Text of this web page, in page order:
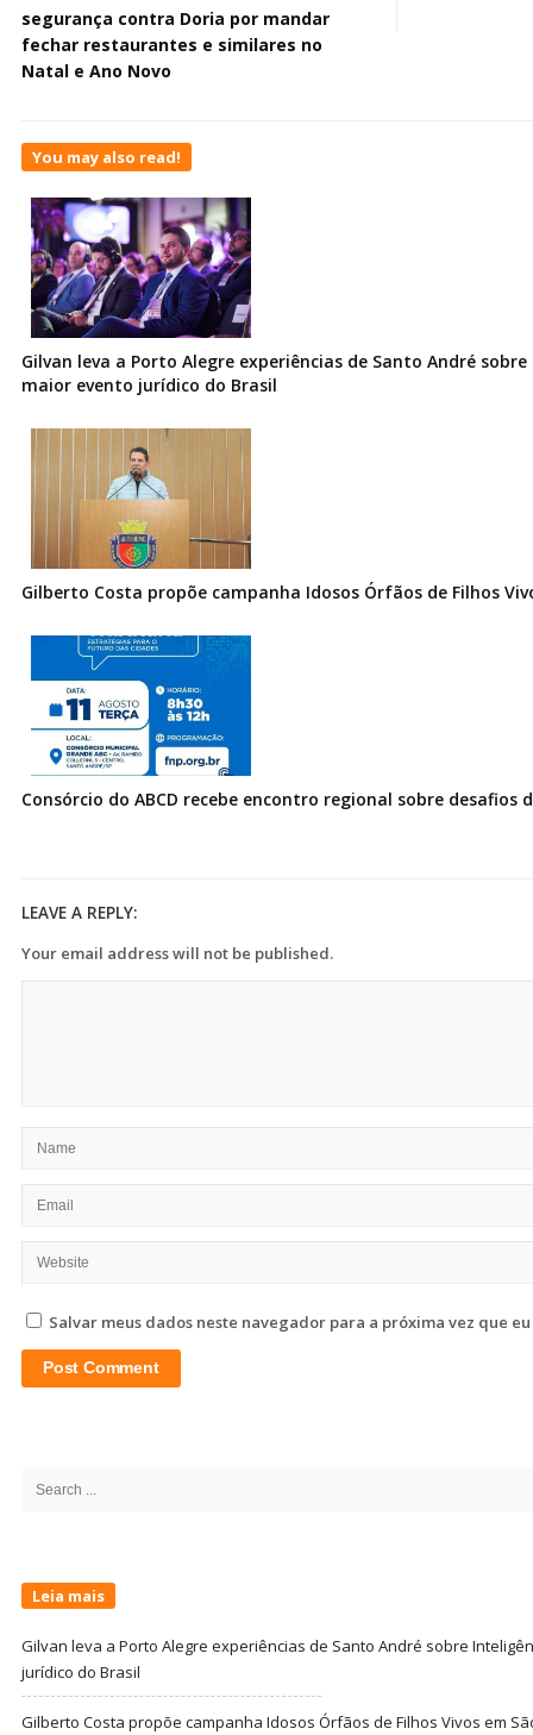
segurança contra Doria por mandar
fechar restaurantes e similares no
Natal e Ano Novo
You may also read!
Gilvan leva a Porto Alegre experiências de Santo André
maior evento jurídico do Brasil
Gilberto Costa propõe campanha Idosos Órfãos de Filhos
Consórcio do ABCD recebe encontro regional sobre
LEAVE A REPLY:
Your email address will not be published.
Salvar meus dados neste navegador para a próxima vez que
Search
Leia mais
Gilvan leva a Porto Alegre experiências de Santo André sobre
jurídico do Brasil
Gilberto Costa propõe campanha Idosos Órfãos de Filhos Vivos em